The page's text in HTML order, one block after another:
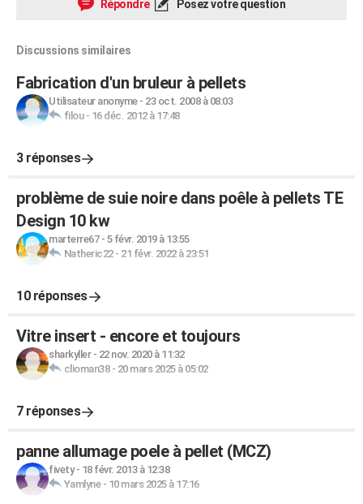
Répondre Posez votre question
Discussions similaires
Fabrication d'un bruleur à pellets
Utilisateur anonyme- 23 oct. 2008 à 08:03
filou- 16 déc. 2012 à 17:48
3 réponses
problème de suie noire dans poêle à pellets TE
Design 10 kw
marterre67- 5 févr. 2019 à 13:55
Natheric22- 21 févr. 2022 à 23:51
10 réponses
Vitre insert - encore et toujours
sharkyller- 22 nov. 2020 à 11:32
clioman38- 20 mars 2025 à 05:02
7 réponses
panne allumage poele à pellet (MCZ)
fivety- 18 févr. 2013 à 12:38
Yamlyne- 10 mars 2025 à 17:16